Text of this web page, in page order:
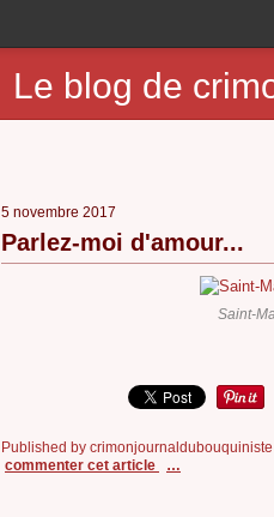
Le blog de
5 novembre 2017
Parlez-moi d'amour...
Saint-
Published by crimonjournaldubouquiniste
commenter cet article
…